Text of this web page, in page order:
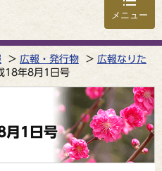
メニュー
広報・発行物
広報なりた
18年8月1日号
月1日号